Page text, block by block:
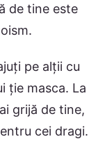
de tine este
pe alții cu
ție masca. La
grijă de tine,
cei dragi.